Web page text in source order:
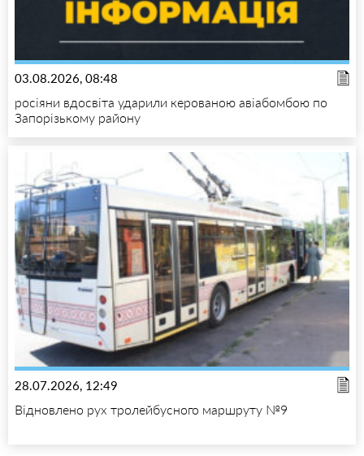
03.08.2026, 08:48
росіяни вдосвіта ударили керованою авіабомбою по
Запорізькому району
28.07.2026, 12:49
Відновлено рух тролейбусного маршруту №9